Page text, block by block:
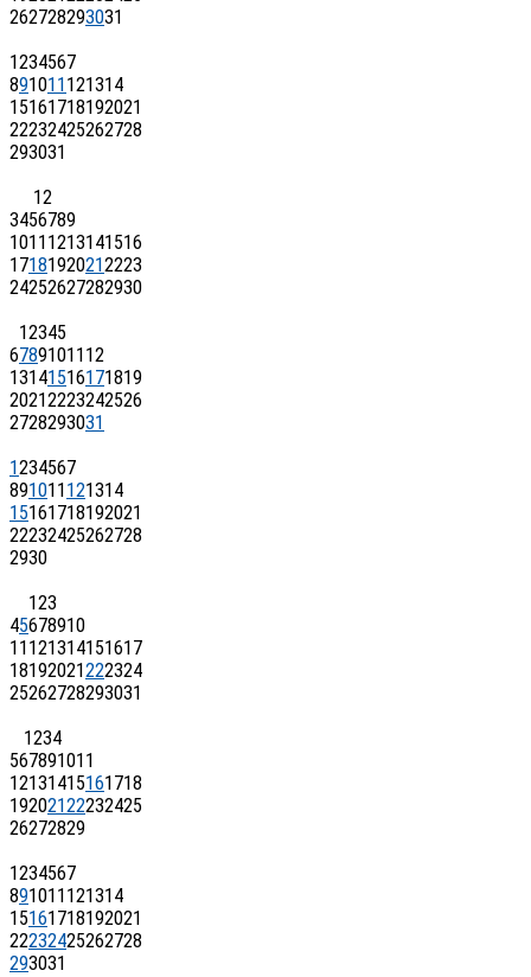
262728293031
1234567
891011 121314
15161718192021
22232425262728
293031
12
3456789
1011 1213141516
17181920212223
24252627282930
12345
67891011 12
13141516171819
20212223242526
2728293031
1234567
891011 121314
15161718192021
22232425262728
2930
123
45678910
11 121314151617
18192021222324
25262728293031
1234
567891011
12131415161718
19202122232425
26272829
1234567
891011 121314
15161718192021
22232425262728
293031